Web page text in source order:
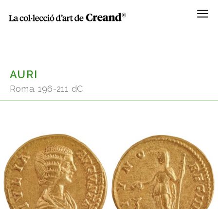
Menú
AURI
Roma. 196-211 dC